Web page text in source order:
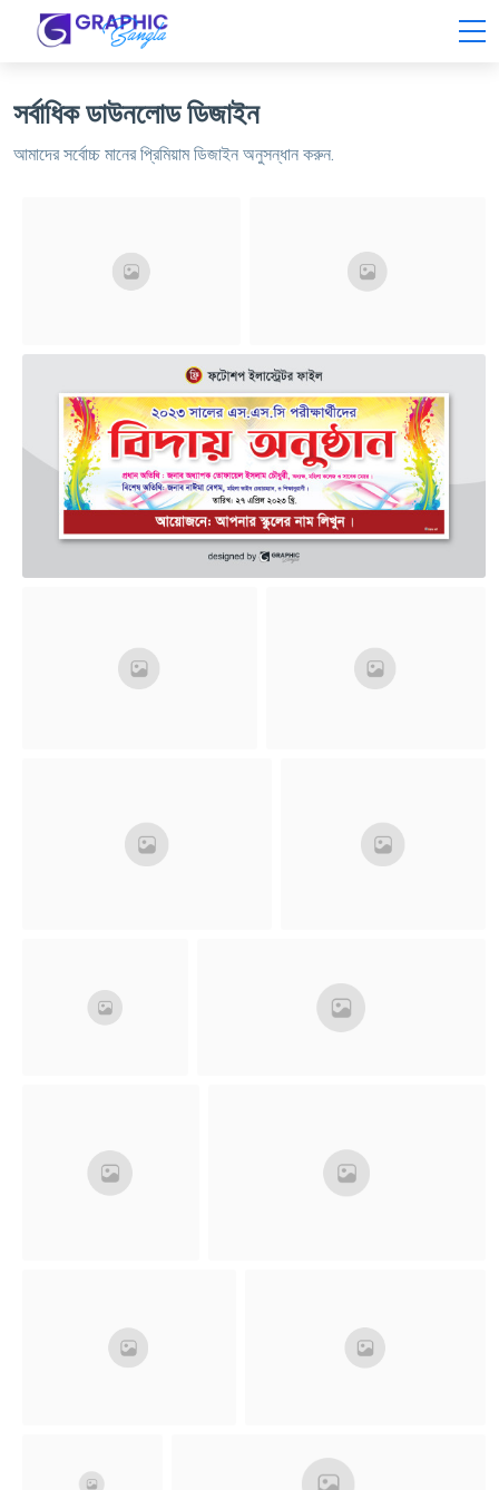
সর্বাধিক ডাউনলোড ডিজাইন
আমাদের সর্বোচ্চ মানের প্রিমিয়াম ডিজাইন অনুসন্ধান করুন.